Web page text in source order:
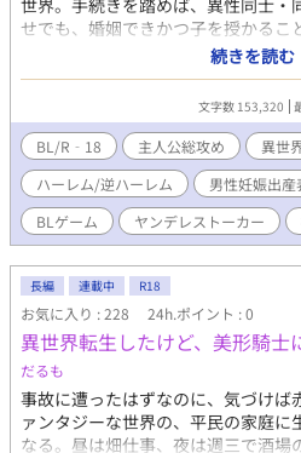
世界。手続きを踏めば、異性同士・
せでも、婚姻できかつ子を授かるこ
女という性別のほかに、雄と雌とい
受けという意味合いの立場を表明し
でいた。平民はワンナイトラブ当
乱交パーティーが行われていたり。
ために、ハーレム・逆ハーレムを築
性がおかしい！ と転生後に叫んだ
んな世界にあるひとつの国、シェル
子が降りたことにより、第二王子ク
ヴィストの運命は翻弄されていくこ
生者であるのに、前世含め童貞を卒
である。童貞を卒業できる場面でも
レ野郎である。 ※基本的に何でもあ
があるなら何でもあり（暴力痛いこ
主観） ※ご都合主義が大量発生。ま
い、なんちゃって陰謀がうずまく愛
な） ※主人公（男）のハーレムに
在。BL多め、NLも普通に存在。主
続きを読む
文字数 153,320
BL/R‐18 主人公総攻め
異世
ハーレム/逆ハーレム
男性妊娠出産
BLゲーム
ヤンデレストーカー
長編 連載中 R18
お気に入り : 228 24h.ポイント : 0
異世界転生したけど、美形騎士
だるも
事故に遭ったはずなのに、気づけ
ァンタジーな世界の、平民の家庭に
なる。昼は畑仕事、夜は週三で酒場